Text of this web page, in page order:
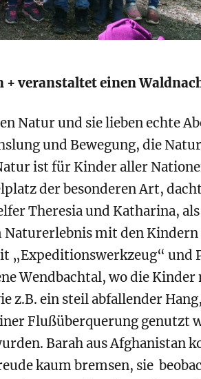
+ veranstaltet einen
Natur und sie lieben echte
und Bewegung, die
ist für Kinder aller
der besonderen Art,
Theresia und Katharina,
mit den Kindern
„Expeditionswerkzeug“ und
Wendbachtal, wo die
z.B. ein steil abfallender
Flußüberquerung genutzt
Barah aus Afghanistan
kaum bremsen, sie